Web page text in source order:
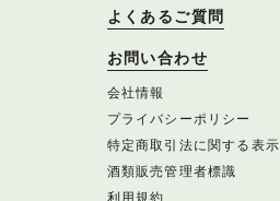
よくあるご質問
お問い合わせ
会社情報
プライバシーポリシー
特定商取引法に関する表示
酒類販売管理者標識
利用規約